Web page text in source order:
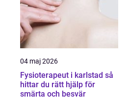
04 maj 2026
Fysioterapeut i karlstad så
hittar du rätt hjälp för
smärta och besvär